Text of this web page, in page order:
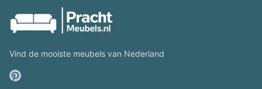
Vind de mooiste meubels van Nederland